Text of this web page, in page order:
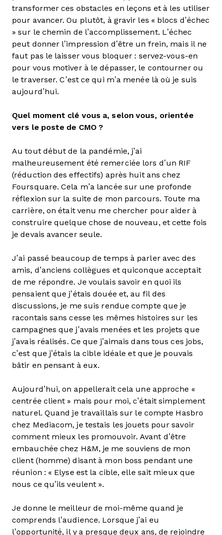
transformer ces obstacles en leçons et à les utiliser
pour avancer. Ou plutôt, à gravir les « blocs d’échec
» sur le chemin de l’accomplissement. L’échec
peut donner l’impression d’être un frein, mais il ne
faut pas le laisser vous bloquer : servez-vous-en
pour vous motiver à le dépasser, le contourner ou
le traverser. C’est ce qui m’a menée là où je suis
aujourd’hui.
Quel moment clé vous a, selon vous, orientée
vers le poste de CMO ?
Au tout début de la pandémie, j’ai
malheureusement été remerciée lors d’un RIF
(réduction des effectifs) après huit ans chez
Foursquare. Cela m’a lancée sur une profonde
réflexion sur la suite de mon parcours. Toute ma
carrière, on était venu me chercher pour aider à
construire quelque chose de nouveau, et cette fois
je devais avancer seule.
J’ai passé beaucoup de temps à parler avec des
amis, d’anciens collègues et quiconque acceptait
de me répondre. Je voulais savoir en quoi ils
pensaient que j’étais douée et, au fil des
discussions, je me suis rendue compte que je
racontais sans cesse les mêmes histoires sur les
campagnes que j’avais menées et les projets que
j’avais réalisés. Ce que j’aimais dans tous ces jobs,
c’est que j’étais la cible idéale et que je pouvais
bâtir en pensant à eux.
Aujourd’hui, on appellerait cela une approche «
centrée client » mais pour moi, c’était simplement
naturel. Quand je travaillais sur le compte Hasbro
chez Mediacom, je testais les jouets pour savoir
comment mieux les promouvoir. Avant d’être
embauchée chez H&M, je me souviens de mon
client (homme) disant à mon boss pendant une
réunion : « Elyse est la cible, elle sait mieux que
nous ce qu’ils veulent ».
Je donne le meilleur de moi-même quand je
comprends l’audience. Lorsque j’ai eu
l’opportunité, il y a presque deux ans, de rejoindre